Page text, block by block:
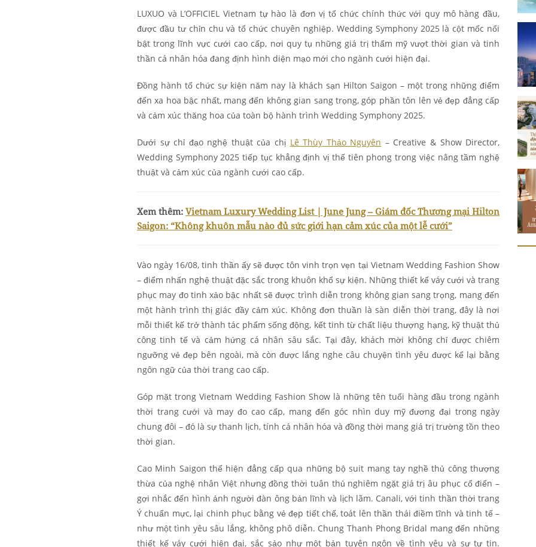
LUXUO và L’OFFICIEL Vietnam tự hào là đơn vị tổ chức chính thức với quy mô hàng đầu,
được đầu tư chỉn chu và tổ chức chuyên nghiệp. Wedding Symphony 2025 là cột mốc nổi
bật trong lĩnh vực cưới cao cấp, nơi quy tụ những giá trị thẩm mỹ vượt thời gian và tinh
thần cá nhân hóa đang định hình diện mạo mới cho ngành cưới hiện đại.
Đồng hành tổ chức sự kiện năm nay là khách sạn Hilton Saigon – một trong những điểm
đến xa hoa bậc nhất, mang đến không gian sang trọng, góp phần tôn lên vẻ đẹp đẳng cấp
và cảm xúc thăng hoa của toàn bộ hành trình Wedding Symphony 2025.
Dưới sự chỉ đạo nghệ thuật của chị Lê Thùy Thảo Nguyên – Creative & Show Director,
Wedding Symphony 2025 tiếp tục khẳng định vị thế tiên phong trong việc nâng tầm nghệ
thuật và cảm xúc của ngành cưới cao cấp.
Xem thêm:Vietnam Luxury Wedding List | June Jung – Giám đốc Thương mại Hilton
Saigon: “Không khuôn mẫu nào đủ sức giới hạn cảm xúc của một lễ cưới”
Vào ngày 16/08, tinh thần ấy sẽ được tôn vinh trọn vẹn tại Vietnam Wedding Fashion Show
– điểm nhấn nghệ thuật đặc sắc trong khuôn khổ sự kiện. Những thiết kế váy cưới và trang
phục may đo tinh xảo bậc nhất sẽ được trình diễn trong không gian sang trọng, mang đến
một hành trình thị giác đầy cảm xúc. Không đơn thuần là sàn diễn thời trang, đây là nơi
mỗi thiết kế trở thành tác phẩm sống động, kết tinh từ chất liệu thượng hạng, kỹ thuật thủ
công tinh tế và cảm hứng cá nhân sâu sắc. Tại đây, khách mời không chỉ được chiêm
ngưỡng vẻ đẹp bên ngoài, mà còn được lắng nghe câu chuyện tình yêu được kể lại bằng
ngôn ngữ của thời trang cao cấp.
Góp mặt trong Vietnam Wedding Fashion Show là những tên tuổi hàng đầu trong ngành
thời trang cưới và may đo cao cấp, mang đến góc nhìn duy mỹ đương đại trong ngày
chung đôi – đó là sự thanh lịch, tính cá nhân hóa và đồng thời mang giá trị trường tồn theo
thời gian.
Cao Minh Saigon thể hiện đẳng cấp qua những bộ suit mang tay nghề thủ công thượng
thừa của nghệ nhân Việt nhưng đồng thời tuân thủ nghiêm ngặt giá trị âu phục cổ điển –
gợi nhắc đến hình ảnh người đàn ông bản lĩnh và lịch lãm. Canali, với tinh thần thời trang
Ý chuẩn mực, lại chinh phục bằng vẻ đẹp tiết chế, toát lên thần thái điềm tĩnh và tinh tế –
như một tình yêu sâu lắng, không phô diễn. Chung Thanh Phong Bridal mang đến những
thiết kế váy cưới hiện đại, sắc sảo như một bản tuyên ngôn về tình yêu và sự tự tin.